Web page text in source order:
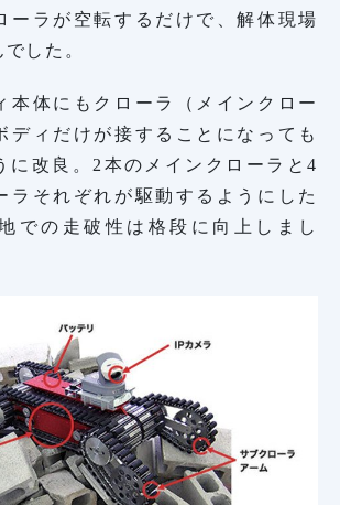
ーラが空転するだけで、解体現場
した。
本体にもクローラ（メインクロー
ディだけが接することになっても
に改良。2本のメインクローラと4
ラそれぞれが駆動するようにした
での走破性は格段に向上しまし